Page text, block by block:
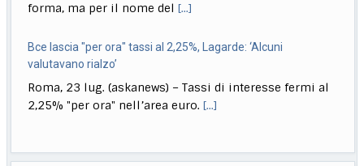
forma, ma per il nome del[...]
Bce lascia "per ora" tassi al 2,25%, Lagarde: ‘Alcuni
valutavano rialzo’
Roma, 23 lug. (askanews) – Tassi di interesse fermi al
2,25% "per ora" nell’area euro.[...]
Nazionale